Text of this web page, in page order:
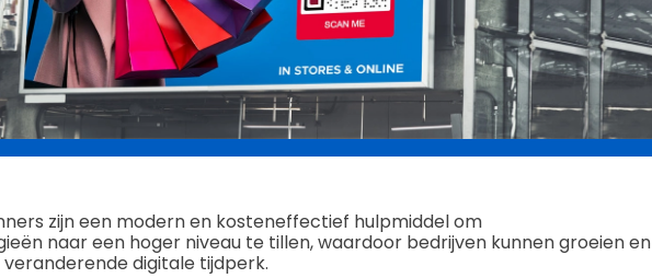
zijn een modern en kosteneffectief hulpmiddel om
naar een hoger niveau te tillen, waardoor bedrijven kunnen groeien en
veranderende digitale tijdperk.